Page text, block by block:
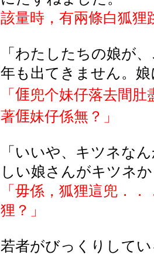
該量時，有兩條白狐狸
「わたしたちの娘が
年も出てきません。 娘
「 𠊎兜个妹仔落去間肚
著𠊎妹仔係無？」
「 いいや、 キツネな
しい娘さんがキツネ
「毋係，狐狸這兜．
狸？」
若者がびっくりして